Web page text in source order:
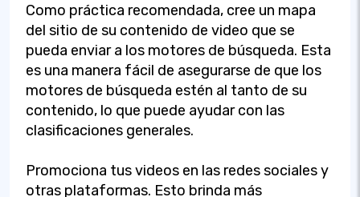
Como práctica recomendada, cree un mapa
del sitio de su contenido de video que se
pueda enviar a los motores de búsqueda. Esta
es una manera fácil de asegurarse de que los
motores de búsqueda estén al tanto de su
contenido, lo que puede ayudar con las
clasificaciones generales.
Promociona tus videos en las redes sociales y
otras plataformas. Esto brinda más